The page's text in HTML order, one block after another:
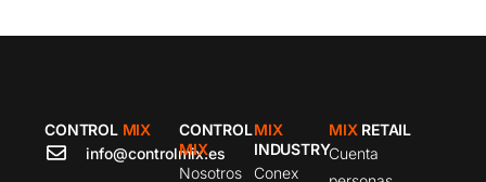
CONTROL MIX
info@controlmix.es
CONTROL
MIX
Nosotros
MIX
INDUSTRY
Conex
MIX RETAIL
Cuenta